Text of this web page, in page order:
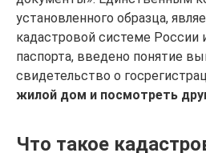
установленного образца,
кадастровой системе России
паспорта, введено понятие
свидетельство о
жилой дом и посмотреть
Что такое